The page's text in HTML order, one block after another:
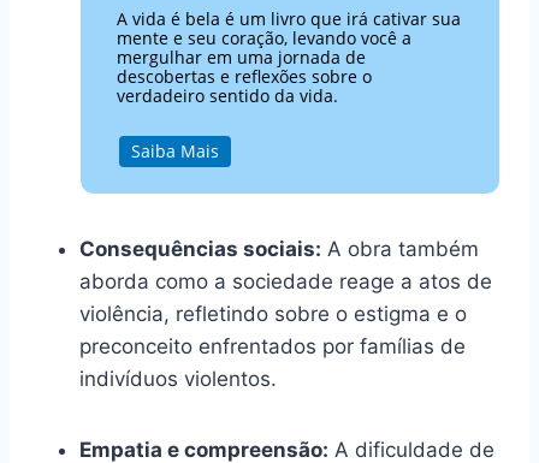
A vida é bela é um livro que irá cativar sua
mente e seu coração, levando você a
mergulhar em uma jornada de
descobertas e reflexões sobre o
verdadeiro sentido da vida.
Saiba Mais
Consequências sociais: A obra também
aborda como a sociedade reage a atos de
violência, refletindo sobre o estigma e o
preconceito enfrentados por famílias de
indivíduos violentos.
Empatia e compreensão: A dificuldade de